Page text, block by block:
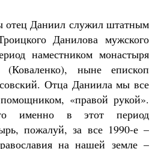
отец Даниил служил штатным
Данилова мужского
наместником монастыря
ныне епископ
Отца Даниила мы все
«правой рукой».
именно в этот период
пожалуй, за все 1990-е –
на нашей земле –